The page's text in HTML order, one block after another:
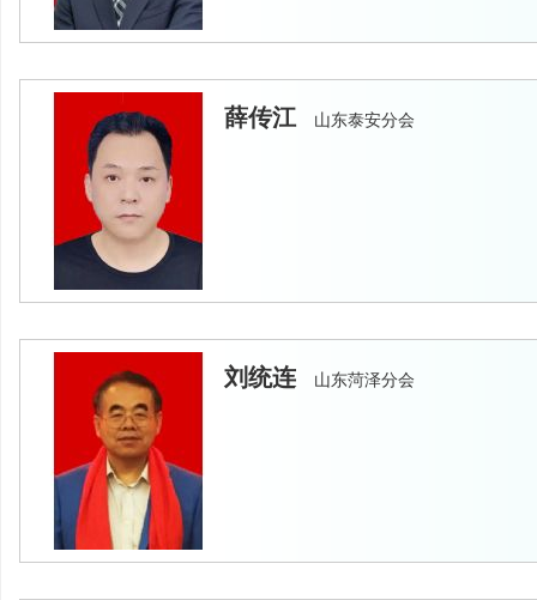
薛传江 山东泰安分会
刘统连 山东菏泽分会